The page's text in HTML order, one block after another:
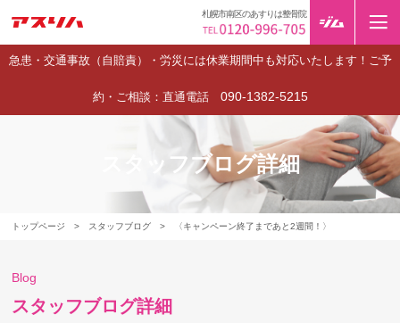
急患・交通事故（自賠責）・労災には休業期間中も対応いたします！ご予
約・ご相談：直通電話 090-1382-5215
札幌市南区のあすりは整骨院
トップページ > スタッフブログ > 〈キャンペーン終了まであと2週間！〉
スタッフブログ詳細
Blog
スタッフブログ詳細